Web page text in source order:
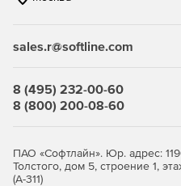
связанные с соблюдением
Безопасность
рабочих столов
sales.r@softline.com
8 (495) 232-00-60
8 (800) 200-08-60
ПАО «Софтлайн». Юр. адрес:
Толстого, дом 5, строение 1,
(А-311)